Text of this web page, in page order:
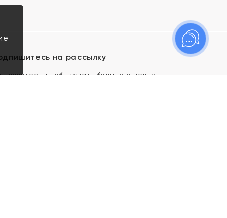
на рассылку
чтобы узнать больше о новых